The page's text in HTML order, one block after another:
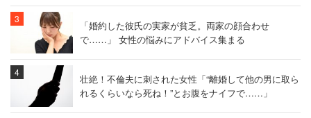
「婚約した彼氏の実家が貧乏。両家の顔合わせ
で……」 女性の悩みにアドバイス集まる
壮絶！不倫夫に刺された女性「“離婚して他の男に取ら
れるくらいなら死ね！”とお腹をナイフで……」